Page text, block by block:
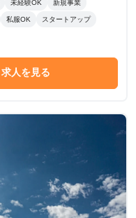
未経験OK 新規事業
私服OK スタートアップ
求人を見る